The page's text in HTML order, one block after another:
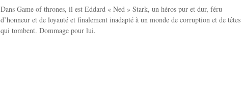
Dans Game of thrones, il est Eddard « Ned » Stark, un héros pur et dur, féru
d’honneur et de loyauté et finalement inadapté à un monde de corruption et de têtes
qui tombent. Dommage pour lui.